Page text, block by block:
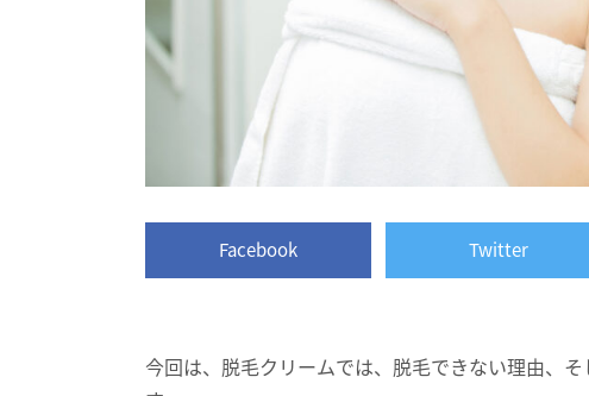
Facebook Twitter
今回は、脱毛クリームでは、脱毛できない理由、